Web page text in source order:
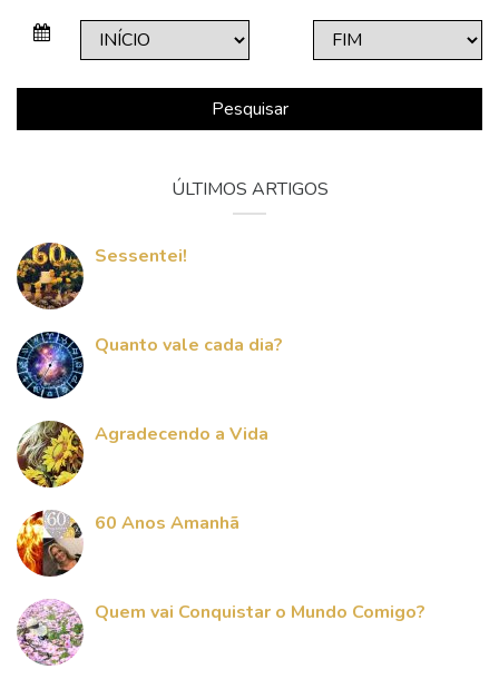
Pesquisar
ÚLTIMOS ARTIGOS
Sessentei!
Quanto vale cada dia?
Agradecendo a Vida
60 Anos Amanhã
Quem vai Conquistar o Mundo Comigo?